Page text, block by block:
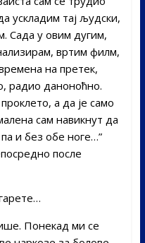
ускладим тај људски,
Сада у овим дугим,
вртим филм,
на претек,
радио даноноћно.
а да је само
сам навикнут да
и без обе ноге…”
после
Понекад ми се